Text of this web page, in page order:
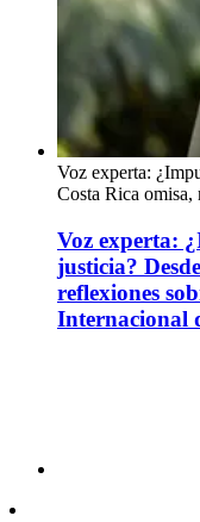
Voz experta:
Costa Rica
Voz experta:
justicia?
reflexiones
Internacional